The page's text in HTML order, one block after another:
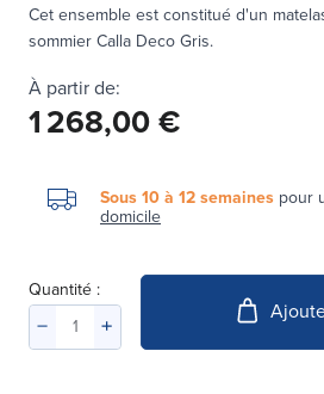
Cet ensemble est constitué d'un
sommier Calla Deco Gris.
À partir de:
1 268,00 €
Sous 10 à 12 semaines pour
domicile
Quantité :